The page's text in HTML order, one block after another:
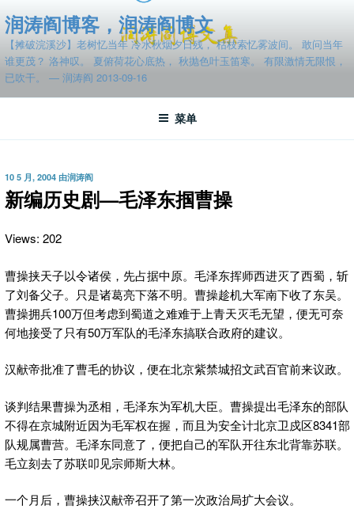
至
容
润涛阎博客，润涛阎博文
【摊破浣溪沙】老树忆当年 冷水秋烟夕日残， 枯枝索忆雾波间。 敢问当年
谁更茂？ 洛神叹。 夏俯荷花心底热， 秋抛色叶玉笛寒。 有限激情无限恨，
已吹干。 — 润涛阎 2013-09-16
菜单
发
布
于
10 5 月, 2004 由润涛阎
新编历史剧—毛泽东掴曹操
Views: 202
曹操挟天子以令诸侯，先占据中原。毛泽东挥师西进灭了西蜀，斩
了刘备父子。只是诸葛亮下落不明。曹操趁机大军南下收了东吴。
曹操拥兵100万但考虑到蜀道之难难于上青天灭毛无望，便无可奈
何地接受了只有50万军队的毛泽东搞联合政府的建议。
汉献帝批准了曹毛的协议，便在北京紫禁城招文武百官前来议政。
谈判结果曹操为丞相，毛泽东为军机大臣。曹操提出毛泽东的部队
不得在京城附近因为毛军权在握，而且为安全计北京卫戍区8341部
队规属曹营。毛泽东同意了，便把自己的军队开往东北背靠苏联。
毛立刻去了苏联叩见宗师斯大林。
一个月后，曹操挟汉献帝召开了第一次政治局扩大会议。